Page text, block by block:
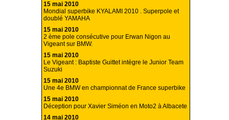
15 mai 2010
Mondial superbike KYALAMI 2010 . Superpole et
doublé YAMAHA
15 mai 2010
2 ème pole consécutive pour Erwan Nigon au
Vigeant sur BMW.
15 mai 2010
Le Vigeant : Baptiste Guittet intègre le Junior Team
Suzuki
15 mai 2010
Une 4e BMW en championnat de France superbike
15 mai 2010
Déception pour Xavier Siméon en Moto2 à Albacete
14 mai 2010